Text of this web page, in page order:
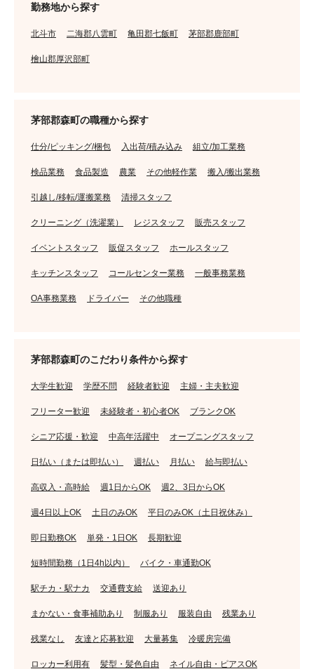
勤務地から探す
北斗市 二海郡八雲町 亀田郡七飯町 茅部郡鹿部町
檜山郡厚沢部町
茅部郡森町の職種から探す
仕分/ピッキング/梱包 入出荷/積み込み 組立/加工業務
検品業務 食品製造 農業 その他軽作業 搬入/搬出業務
引越し/移転/運搬業務 清掃スタッフ
クリーニング（洗濯業） レジスタッフ 販売スタッフ
イベントスタッフ 販促スタッフ ホールスタッフ
キッチンスタッフ コールセンター業務 一般事務業務
OA事務業務 ドライバー その他職種
茅部郡森町のこだわり条件から探す
大学生歓迎 学歴不問 経験者歓迎 主婦・主夫歓迎
フリーター歓迎 未経験者・初心者OK ブランクOK
シニア応援・歓迎 中高年活躍中 オープニングスタッフ
日払い（または即払い） 週払い 月払い 給与即払い
高収入・高時給 週1日からOK 週2、3日からOK
週4日以上OK 土日のみOK 平日のみOK（土日祝休み）
即日勤務OK 単発・1日OK 長期歓迎
短時間勤務（1日4h以内） バイク・車通勤OK
駅チカ・駅ナカ 交通費支給 送迎あり
まかない・食事補助あり 制服あり 服装自由 残業あり
残業なし 友達と応募歓迎 大量募集 冷暖房完備
ロッカー利用有 髪型・髪色自由 ネイル自由・ピアスOK